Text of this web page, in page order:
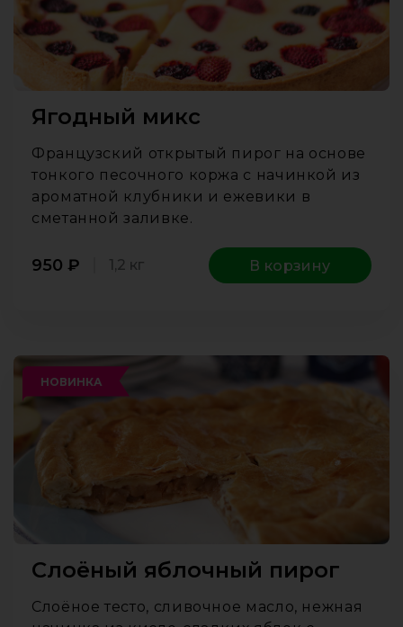
Ягодный микс
Французский открытый пирог на основе
тонкого песочного коржа с начинкой из
ароматной клубники и ежевики в
сметанной заливке.
950 ₽ 1,2 кг В корзину
НОВИНКА
Слоёный яблочный пирог
Слоёное тесто, сливочное масло, нежная